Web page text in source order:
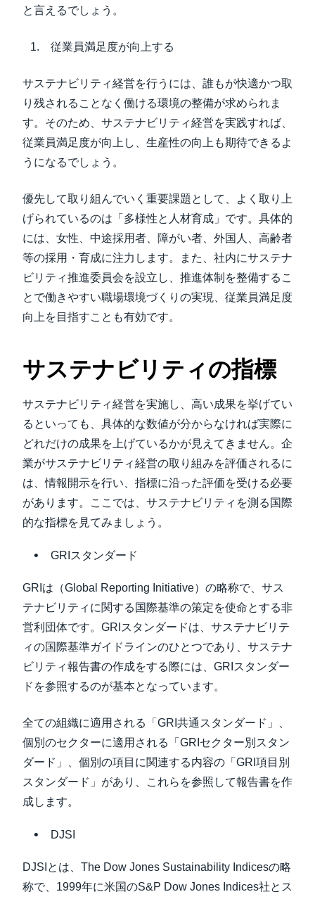
と言えるでしょう。
従業員満足度が向上する
サステナビリティ経営を行うには、誰もが快適かつ取
り残されることなく働ける環境の整備が求められま
す。そのため、サステナビリティ経営を実践すれば、
従業員満足度が向上し、生産性の向上も期待できるよ
うになるでしょう。
優先して取り組んでいく重要課題として、
よく取り上
げられているのは「多様性と人材育成」です。具体的
には、女性、中途採用者、障がい者、外国人、高齢者
等の採用・育成に注力します。また、社内にサステナ
ビリティ推進委員会を設立し、推進体制を整備するこ
とで働きやすい職場環境づくりの実現、従業員満足度
向上を目指すことも有効です。
サステナビリティの指標
サステナビリティ経営を実施し、高い成果を挙げてい
るといっても、具体的な数値が分からなければ実際に
どれだけの成果を上げているかが見えてきません。企
業がサステナビリティ経営の取り組みを評価されるに
は、情報開示を行い、指標に沿った評価を受ける必要
があります。ここでは、サステナビリティを測る国際
的な指標を見てみましょう。
GRIスタンダード
GRIは（Global Reporting Initiative）の略称で、サス
テナビリティに関する国際基準の策定を使命とする非
営利団体です。GRIスタンダードは、サステナビリテ
ィの国際基準ガイドラインのひとつであり、サステナ
ビリティ報告書の作成をする際には、GRIスタンダー
ドを参照するのが基本となっています。
全ての組織に適用される「GRI共通スタンダード」、
個別のセクターに適用される「GRIセクター別スタン
ダード」、個別の項目に関連する内容の「GRI項目別
スタンダード」があり、これらを参照して報告書を作
成します。
DJSI
DJSIとは、The Dow Jones Sustainability Indicesの略
称で、1999年に米国のS&P Dow Jones Indices社とス